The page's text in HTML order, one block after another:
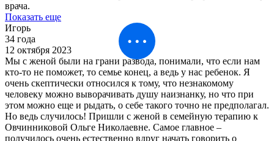
врача.
Показать еще
Игорь
34 года
12 октября 2023
Мы с женой были на грани развода, понимали, что если нам
кто-то не поможет, то семье конец, а ведь у нас ребенок. Я
очень скептически относился к тому, что незнакомому
человеку можно выворачивать душу наизнанку, но что при
этом можно еще и рыдать, о себе такого точно не предполагал.
Но ведь случилось! Пришли с женой в семейную терапию к
Овчинниковой Ольге Николаевне. Самое главное –
получилось очень естественно вдруг начать говорить о